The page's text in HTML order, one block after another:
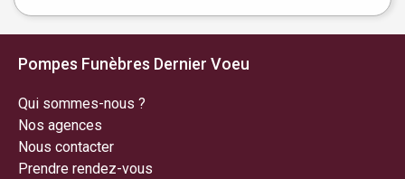
Pompes Funèbres Dernier Voeu
Qui sommes-nous ?
Nos agences
Nous contacter
Prendre rendez-vous